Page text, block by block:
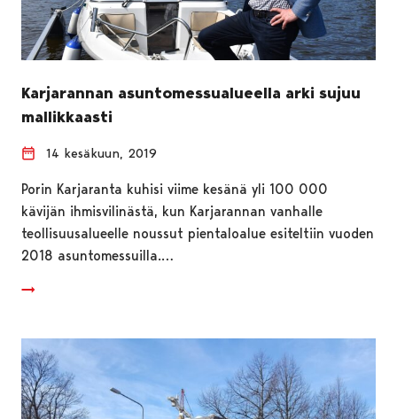
Karjarannan asuntomessualueella arki sujuu
mallikkaasti
14 kesäkuun, 2019
Porin Karjaranta kuhisi viime kesänä yli 100 000
kävijän ihmisvilinästä, kun Karjarannan vanhalle
teollisuusalueelle noussut pientaloalue esiteltiin vuoden
2018 asuntomessuilla.…